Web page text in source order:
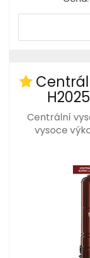
Centrální
vysoce